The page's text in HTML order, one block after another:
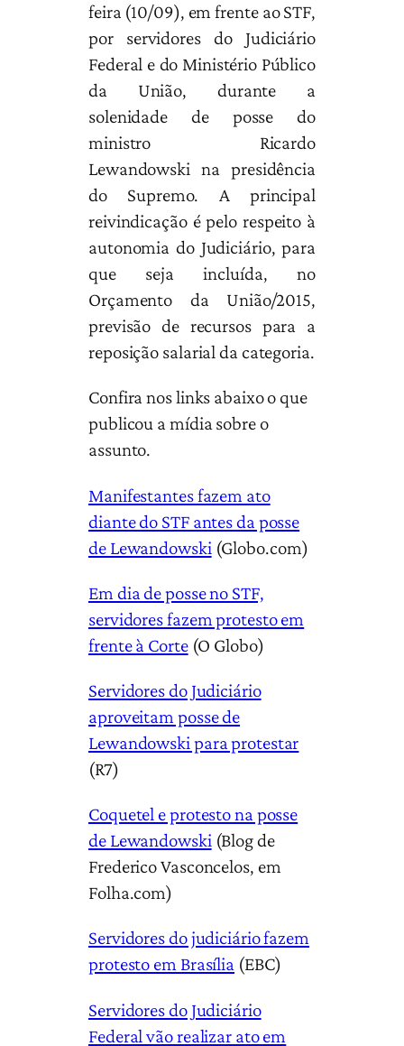
feira (10/09), em frente ao STF,
por servidores do Judiciário
Federal e do Ministério Público
da União, durante a
solenidade de posse do
ministro Ricardo
Lewandowski na presidência
do Supremo. A principal
reivindicação é pelo respeito à
autonomia do Judiciário, para
que seja incluída, no
Orçamento da União/2015,
previsão de recursos para a
reposição salarial da categoria.
Confira nos links abaixo o que
publicou a mídia sobre o
assunto.
Manifestantes fazem ato
diante do STF antes da posse
de Lewandowski (Globo.com)
Em dia de posse no STF,
servidores fazem protesto em
frente à Corte(O Globo)
Servidores do Judiciário
aproveitam posse de
Lewandowski para protestar
(R7)
Coquetel e protesto na posse
de Lewandowski(Blog de
Frederico Vasconcelos, em
Folha.com)
Servidores do judiciário fazem
protesto em Brasília (EBC)
Servidores do Judiciário
Federal vão realizar ato em